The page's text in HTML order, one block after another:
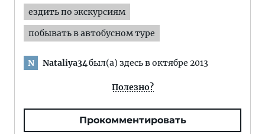
ездить по экскурсиям
побывать в автобусном туре
N Nataliya34был(а) здесь в октябре 2013
Полезно?
Прокомментировать